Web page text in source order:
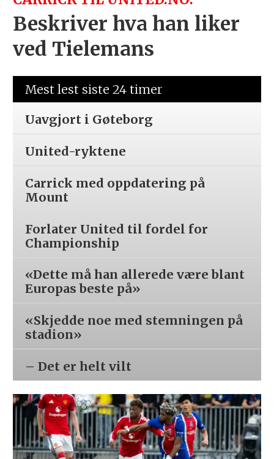
Beskriver hva han liker
ved Tielemans
Mest lest siste 24 timer
Uavgjort i Gøteborg
United-ryktene
Carrick med oppdatering på
Mount
Forlater United til fordel for
Championship
«Dette må han allerede være blant
Europas beste på»
«Skjedde noe med stemningen på
stadion»
– Det er helt vilt